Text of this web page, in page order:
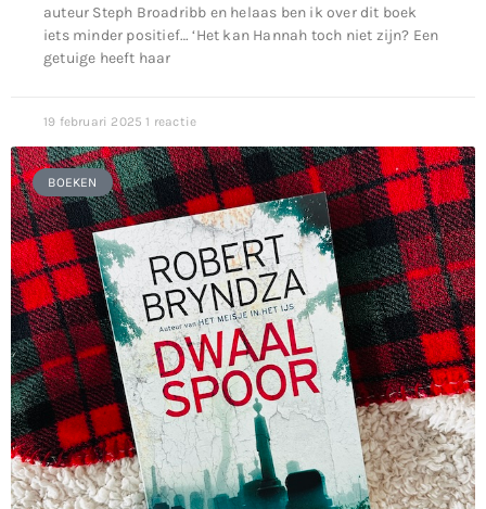
auteur Steph Broadribb en helaas ben ik over dit boek
iets minder positief… ‘Het kan Hannah toch niet zijn? Een
getuige heeft haar
19 februari 20251 reactie
BOEKEN